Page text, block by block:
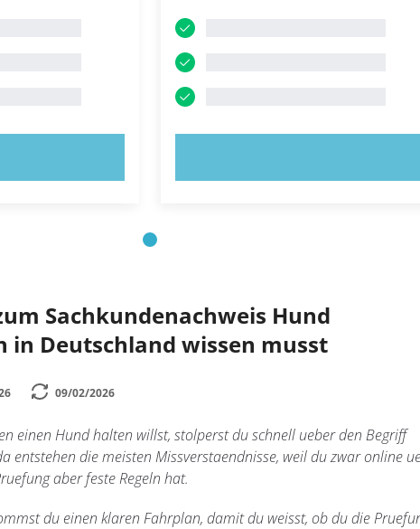
Sachkundenachweis Hund
in Deutschland wissen musst
09/02/2026
einen Hund halten willst, stolperst du schnell ueber den Begriff
entstehen die meisten Missverstaendnisse, weil du zwar online
aber feste Regeln hat.
du einen klaren Fahrplan, damit du weisst, ob du die